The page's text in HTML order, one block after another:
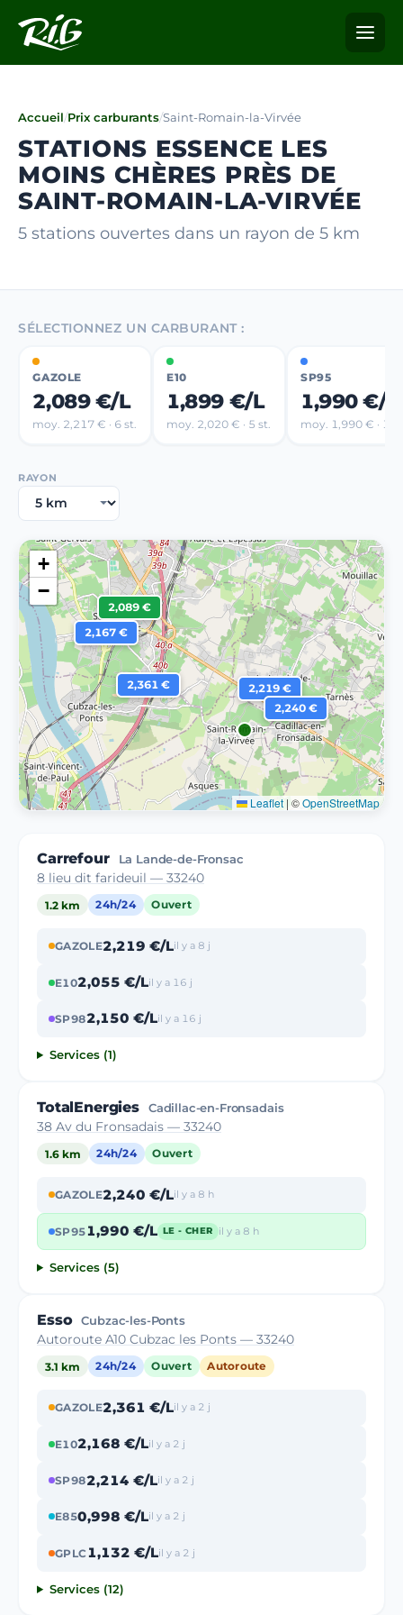
Accueil/Prix carburants/Saint-Romain-la-Virvée
STATIONS ESSENCE LES
MOINS CHÈRES PRÈS DE
SAINT-ROMAIN-LA-VIRVÉE
5 stations ouvertes dans un rayon de 5 km
SÉLECTIONNEZ UN CARBURANT :
GAZOLE
2,089 €/L
moy. 2,217 € · 6 st.
E10
1,899 €/L
moy. 2,020 € · 5 st.
SP95
1,990 €/L
moy. 1,990 € · 1
RAYON
2,219 €
2,240 €
2,361 €
2,089 €
2,167 €
+
−
Leaflet | ©OpenStreetMap
Carrefour La Lande-de-Fronsac
8 lieu dit farideuil — 33240
1.2 km 24h/24 Ouvert
GAZOLE2,219 €/Lil y a 8 j
E102,055 €/Lil y a 16 j
SP982,150 €/Lil y a 16 j
Services (1)
TotalEnergies Cadillac-en-Fronsadais
38 Av du Fronsadais — 33240
1.6 km 24h/24 Ouvert
GAZOLE2,240 €/Lil y a 8 h
SP951,990 €/L LE - CHER il y a 8 h
Services (5)
Esso Cubzac-les-Ponts
Autoroute A10 Cubzac les Ponts — 33240
3.1 km 24h/24 Ouvert Autoroute
GAZOLE2,361 €/Lil y a 2 j
E102,168 €/Lil y a 2 j
SP982,214 €/Lil y a 2 j
E850,998 €/Lil y a 2 j
GPLC1,132 €/Lil y a 2 j
Services (12)